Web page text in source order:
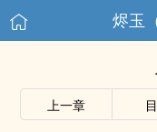
烬玉
上一章